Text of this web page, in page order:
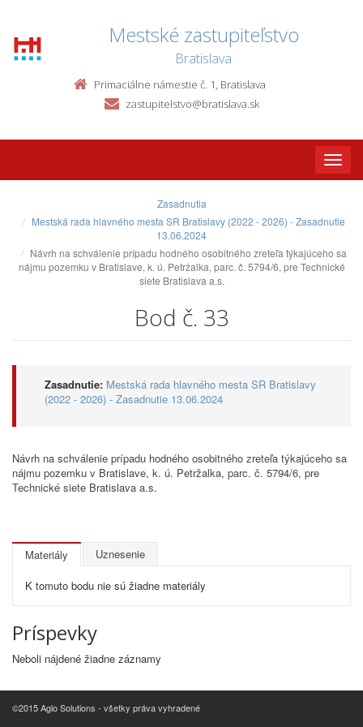
Mestské zastupiteľstvo
Bratislava
Primaciálne námestie č. 1, Bratislava
zastupitelstvo@bratislava.sk
Toggle
Zasadnutia
Mestská rada hlavného mesta SR Bratislavy (2022 - 2026) - Zasadnutie
13.06.2024
Návrh na schválenie prípadu hodného osobitného zreteľa týkajúceho sa
nájmu pozemku v Bratislave, k. ú. Petržalka, parc. č. 5794/6, pre Technické
siete Bratislava a.s.
Bod č. 33
Zasadnutie: Mestská rada hlavného mesta SR Bratislavy
(2022 - 2026) - Zasadnutie 13.06.2024
Návrh na schválenie prípadu hodného osobitného zreteľa týkajúceho sa
nájmu pozemku v Bratislave, k. ú. Petržalka, parc. č. 5794/6, pre
Technické siete Bratislava a.s.
Materiály Uznesenie
K tomuto bodu nie sú žiadne materiály
Príspevky
Neboli nájdené žiadne záznamy
©2015 Aglo Solutions - všetky práva vyhradené